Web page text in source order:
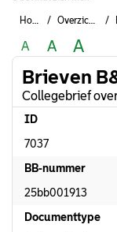
Home Overzichten
A A A
Brieven
Collegebrief
ID
7037
BB-nummer
25bb001913
Documenttype